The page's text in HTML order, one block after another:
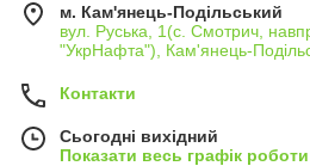
м. Кам'янець-Подільський
вул. Руська, 1(с. Смотрич,
"УкрНафта"), Кам'янець-
Контакти
Сьогодні вихідний
Показати весь графік роботи